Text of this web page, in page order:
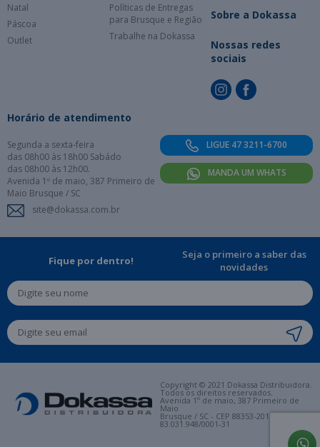
Natal
Páscoa
Outlet
Políticas de Entregas
para Brusque e Região
Trabalhe na Dokassa
Sobre a Dokassa
Nossas redes
sociais
Horário de atendimento
Segunda a sexta-feira
das 08h00 às 18h00 Sabádo
das 08h00 às 12h00.
Avenida 1º de maio, 387 Primeiro de
Maio Brusque / SC
site@dokassa.com.br
LIGUE 47 3211-6700
MANDA UM WHATS
Fique por dentro!
Seja o primeiro a saber das
novidades
Copyright © 2021 Dokassa Distribuidora.
Todos os direitos reservados.
Avenida 1º de maio, 387 Primeiro de
Maio
Brusque / SC - CEP 88353-201. CNPJ:
83.031.948/0001-31